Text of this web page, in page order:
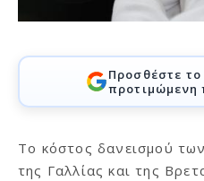
Προσθέστε
προτιμώμενη
Το κόστος δανεισμού
της Γαλλίας και της